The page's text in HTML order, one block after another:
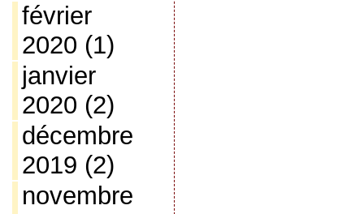
février
2020 (1)
janvier
2020 (2)
décembre
2019 (2)
novembre